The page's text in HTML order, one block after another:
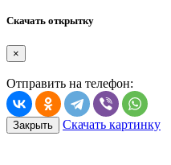
Скачать открытку
×
Отправить на телефон:
Закрыть Скачать картинку